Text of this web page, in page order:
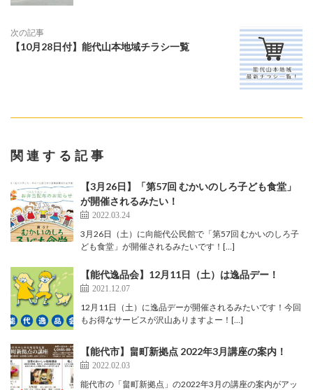
次の記事
【10月28日付】能代山本地域チラシ一覧
関連する記事
【3月26日】「第57回 むかいのしろ子ども食堂」
が開催されるみたい！
2022.03.24
3月26日（土）に向能代公民館で「第57回 むかいのしろ子
ども食堂」が開催されるみたいです！[…]
【能代逸品会】12月11日（土）は逸品デー！
2021.12.07
12月11日（土）に逸品デーが開催されるみたいです！今回
もお得なサービスが沢山ありますよー！[…]
【能代市】畠町新拠点 2022年3月講座の案内！
2022.02.03
能代市の「畠町新拠点」の2022年3月の講座の案内がアッ